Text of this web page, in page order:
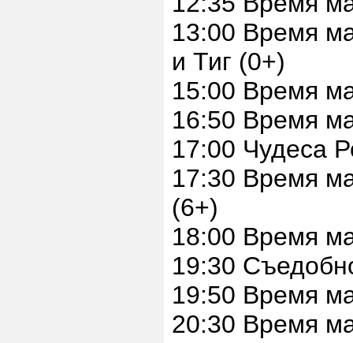
13:00 Время
и Тиг (0+)
15:00 Время
16:50 Время
17:00 Чудеса
17:30 Время
(6+)
18:00 Время
19:30
19:50 Время
20:30 Время